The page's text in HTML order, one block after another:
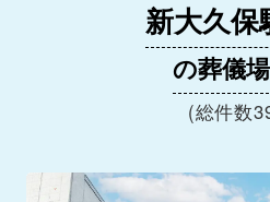
新大久保
の葬儀
(総件数